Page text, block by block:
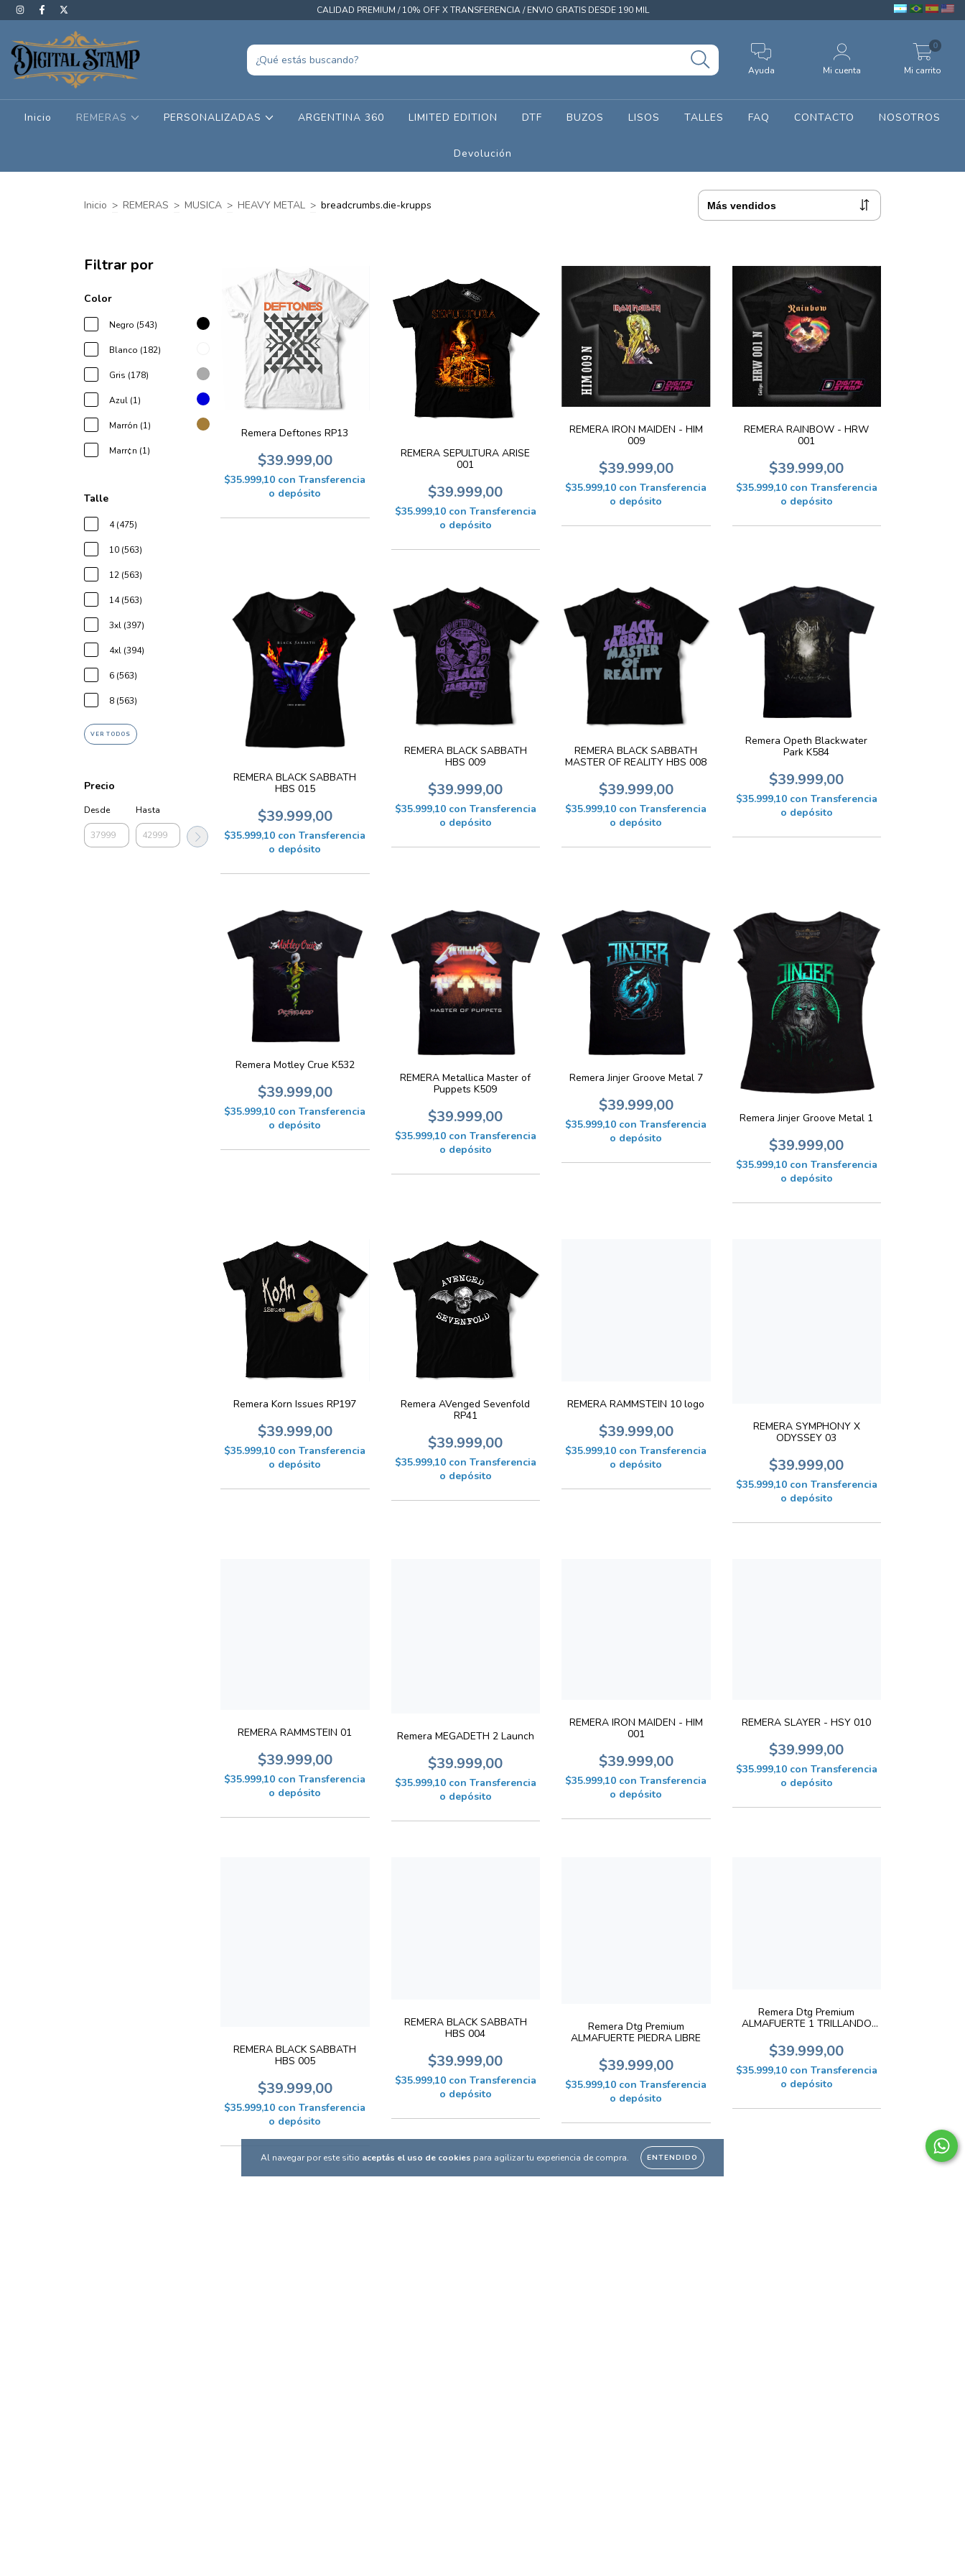
CALIDAD PREMIUM / 10% OFF X TRANSFERENCIA / ENVIO GRATIS DESDE 190 MIL
Ayuda Mi cuenta Mi carrito
0
Inicio REMERAS PERSONALIZADAS ARGENTINA 360 LIMITED EDITION DTF BUZOS LISOS TALLES FAQ CONTACTO NOSOTROS
Devolución
Al navegar por este sitio aceptás el uso de cookies para agilizar tu experiencia de compra. ENTENDIDO
Inicio > REMERAS > MUSICA > HEAVY METAL > breadcrumbs.die-krupps
Filtrar por
Color
Negro (543)
Blanco (182)
Gris (178)
Azul (1)
Marrón (1)
Marr¢n (1)
Talle
4 (475)
10 (563)
12 (563)
14 (563)
3xl (397)
4xl (394)
6 (563)
8 (563)
VER TODOS
Precio
Desde Hasta
Remera Deftones RP13
$39.999,00
$35.999,10 con Transferencia
o depósito
REMERA SEPULTURA ARISE
001
$39.999,00
$35.999,10 con Transferencia
o depósito
REMERA IRON MAIDEN - HIM
009
$39.999,00
$35.999,10 con Transferencia
o depósito
REMERA RAINBOW - HRW
001
$39.999,00
$35.999,10 con Transferencia
o depósito
REMERA BLACK SABBATH
HBS 015
$39.999,00
$35.999,10 con Transferencia
o depósito
REMERA BLACK SABBATH
HBS 009
$39.999,00
$35.999,10 con Transferencia
o depósito
REMERA BLACK SABBATH
MASTER OF REALITY HBS 008
$39.999,00
$35.999,10 con Transferencia
o depósito
Remera Opeth Blackwater
Park K584
$39.999,00
$35.999,10 con Transferencia
o depósito
Remera Motley Crue K532
$39.999,00
$35.999,10 con Transferencia
o depósito
REMERA Metallica Master of
Puppets K509
$39.999,00
$35.999,10 con Transferencia
o depósito
Remera Jinjer Groove Metal 7
$39.999,00
$35.999,10 con Transferencia
o depósito
Remera Jinjer Groove Metal 1
$39.999,00
$35.999,10 con Transferencia
o depósito
Remera Korn Issues RP197
$39.999,00
$35.999,10 con Transferencia
o depósito
Remera AVenged Sevenfold
RP41
$39.999,00
$35.999,10 con Transferencia
o depósito
REMERA RAMMSTEIN 10 logo
$39.999,00
$35.999,10 con Transferencia
o depósito
REMERA SYMPHONY X
ODYSSEY 03
$39.999,00
$35.999,10 con Transferencia
o depósito
REMERA RAMMSTEIN 01
$39.999,00
$35.999,10 con Transferencia
o depósito
Remera MEGADETH 2 Launch
$39.999,00
$35.999,10 con Transferencia
o depósito
REMERA IRON MAIDEN - HIM
001
$39.999,00
$35.999,10 con Transferencia
o depósito
REMERA SLAYER - HSY 010
$39.999,00
$35.999,10 con Transferencia
o depósito
REMERA BLACK SABBATH
HBS 005
$39.999,00
$35.999,10 con Transferencia
o depósito
REMERA BLACK SABBATH
HBS 004
$39.999,00
$35.999,10 con Transferencia
o depósito
Remera Dtg Premium
ALMAFUERTE PIEDRA LIBRE
$39.999,00
$35.999,10 con Transferencia
o depósito
Remera Dtg Premium
ALMAFUERTE 1 TRILLANDO
$39.999,00
$35.999,10 con Transferencia
o depósito